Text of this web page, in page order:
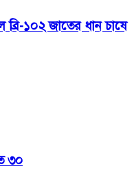
১০২ জাতের ধান চাষে
৩০